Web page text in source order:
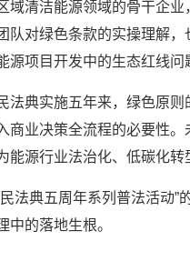
清洁能源领域的骨干企业
队对绿色条款的实操理解
源项目开发中的生态红线
典实施五年来，绿色原则
商业决策全流程的必要性
能源行业法治化、低碳化转
典五周年系列普法活动”
中的落地生根。